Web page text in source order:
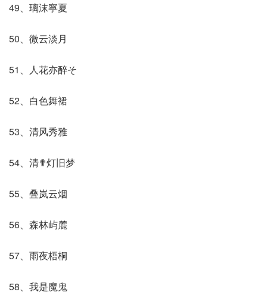
49、璃沫寧夏
50、微云淡月
51、人花亦醉そ
52、白色舞裙
53、清风秀雅
54、清✟灯旧梦
55、叠岚云烟
56、森林屿麓
57、雨夜梧桐
58、我是魔鬼